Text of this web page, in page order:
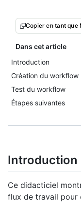
Copier en tant que
Dans cet article
Introduction
Création du workflow
Test du workflow
Étapes suivantes
Introduction
Ce didacticiel
flux de travail pour